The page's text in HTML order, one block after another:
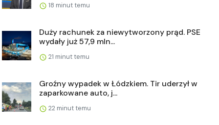
18 minut temu
Duży rachunek za niewytworzony prąd. PSE
wydały już 57,9 mln...
21 minut temu
Groźny wypadek w Łódzkiem. Tir uderzył w
zaparkowane auto, j...
22 minut temu